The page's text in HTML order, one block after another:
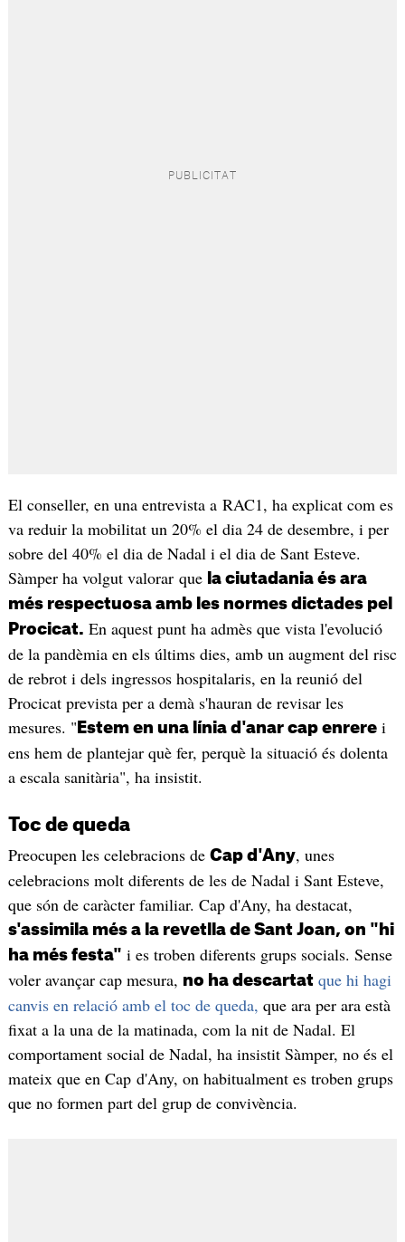
El conseller, en una entrevista a RAC1, ha explicat com es
va reduir la mobilitat un 20% el dia 24 de desembre, i per
sobre del 40% el dia de Nadal i el dia de Sant Esteve.
Sàmper ha volgut valorar que la ciutadania és ara
més respectuosa amb les normes dictades pel
Procicat. En aquest punt ha admès que vista l'evolució
de la pandèmia en els últims dies, amb un augment del risc
de rebrot i dels ingressos hospitalaris, en la reunió del
Procicat prevista per a demà s'hauran de revisar les
mesures. " Estem en una línia d'anar cap enrerei
ens hem de plantejar què fer, perquè la situació és dolenta
a escala sanitària", ha insistit.
Toc de queda
Preocupen les celebracions de Cap d'Any, unes
celebracions molt diferents de les de Nadal i Sant Esteve,
que són de caràcter familiar. Cap d'Any, ha destacat,
s'assimila més a la revetlla de Sant Joan, on "hi
ha més festa" i es troben diferents grups socials. Sense
voler avançar cap mesura, no ha descartat que hi hagi
canvis en relació amb el toc de queda, que ara per ara està
fixat a la una de la matinada, com la nit de Nadal. El
comportament social de Nadal, ha insistit Sàmper, no és el
mateix que en Cap d'Any, on habitualment es troben grups
que no formen part del grup de convivència.